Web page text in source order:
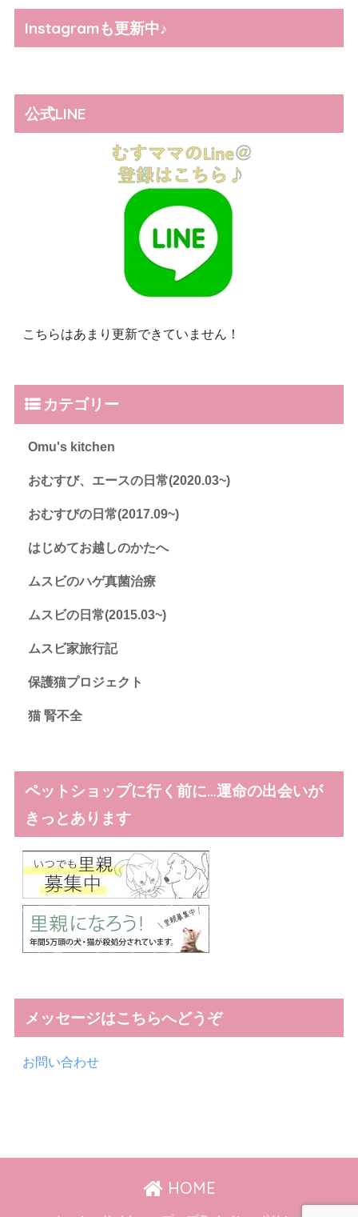
Instagramも更新中♪
公式LINE
こちらはあまり更新できていません！
カテゴリー
Omu's kitchen
おむすび、エースの日常(2020.03~)
おむすびの日常(2017.09~)
はじめてお越しのかたへ
ムスビのハゲ真菌治療
ムスビの日常(2015.03~)
ムスビ家旅行記
保護猫プロジェクト
猫 腎不全
ペットショップに行く前に…運命の出会いが
きっとあります
メッセージはこちらへどうぞ
お問い合わせ
HOME